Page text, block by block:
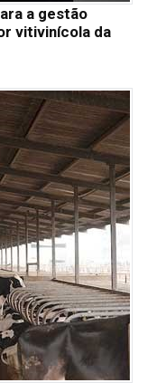
a gestão
vitivinícola da